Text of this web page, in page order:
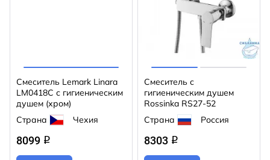
Смеситель Lemark Linara
LM0418C с гигиеническим
душем (хром)
Страна
Чехия
8099 q
Смеситель с
гигиеническим душем
Rossinka RS27-52
Страна
Россия
8303 q